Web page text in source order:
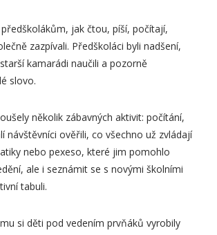
jak čtou, píší, počítají,
zazpívali. Předškoláci byli nadšení,
kamarádi naučili a pozorně
slovo.
několik zábavných aktivit: počítání,
návštěvníci ověřili, co všechno už zvládají
nebo pexeso, které jim pomohlo
ale i seznámit se s novými školními
tabuli.
si děti pod vedením prvňáků vyrobily